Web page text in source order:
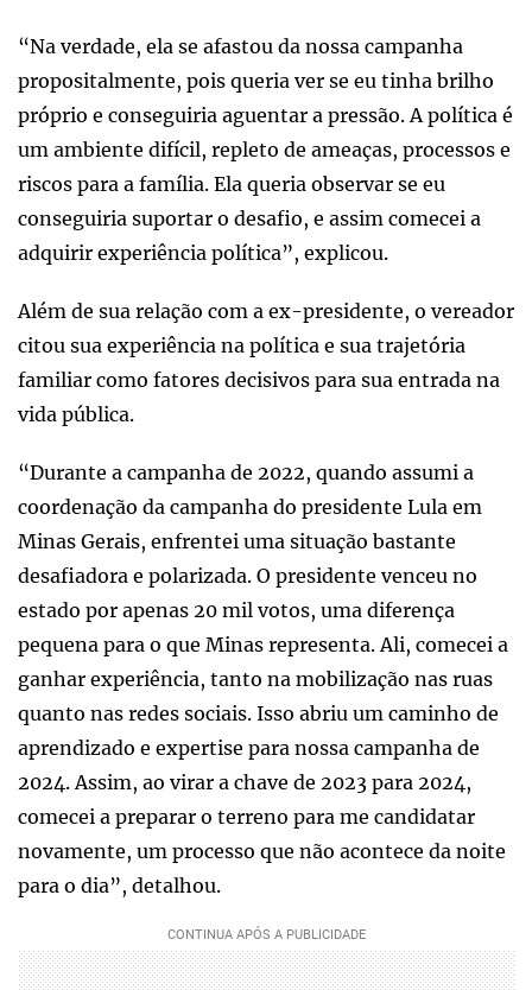
“Na verdade, ela se afastou da nossa campanha
propositalmente, pois queria ver se eu tinha brilho
próprio e conseguiria aguentar a pressão. A política é
um ambiente difícil, repleto de ameaças, processos e
riscos para a família. Ela queria observar se eu
conseguiria suportar o desafio, e assim comecei a
adquirir experiência política”, explicou.
Além de sua relação com a ex-presidente, o vereador
citou sua experiência na política e sua trajetória
familiar como fatores decisivos para sua entrada na
vida pública.
“Durante a campanha de 2022, quando assumi a
coordenação da campanha do presidente Lula em
Minas Gerais, enfrentei uma situação bastante
desafiadora e polarizada. O presidente venceu no
estado por apenas 20 mil votos, uma diferença
pequena para o que Minas representa. Ali, comecei a
ganhar experiência, tanto na mobilização nas ruas
quanto nas redes sociais. Isso abriu um caminho de
aprendizado e expertise para nossa campanha de
2024. Assim, ao virar a chave de 2023 para 2024,
comecei a preparar o terreno para me candidatar
novamente, um processo que não acontece da noite
para o dia”, detalhou.